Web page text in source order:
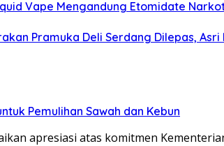
Vape Mengandung Etomidate
Pramuka Deli Serdang Dilepas,
Pemulihan Sawah dan Kebun
apresiasi atas komitmen